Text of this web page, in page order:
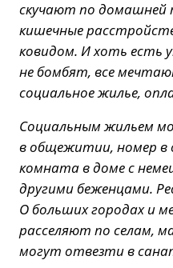
скучают по домашней
кишечные
ковидом. И хоть есть
не бомбят, все
социальное жилье,
Социальным жильем
в общежитии, номер в
комната в доме с
другими беженцами.
О больших городах и
расселяют по селам,
могут отвезти в